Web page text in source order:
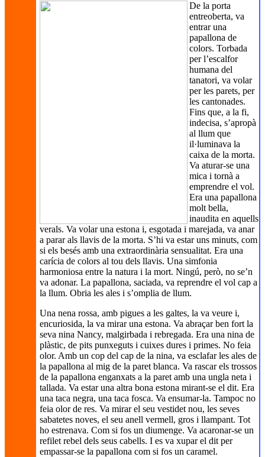
De la porta
entreoberta, va
entrar una
papallona de
colors. Torbada
per l’escalfor
humana del
tanatori, va volar
per les parets, per
les cantonades.
Fins que, a la fi,
indecisa, s’apropà
al llum que
il·luminava la
caixa de la morta.
Va aturar-se una
mica i tornà a
emprendre el vol.
Era una papallona
molt bella,
inaudita en aquells
verals. Va volar una estona i, esgotada i marejada, va anar
a parar als llavis de la morta. S’hi va estar uns minuts, com
si els besés amb una extraordinària sensualitat. Era una
carícia de colors al tou dels llavis. Una simfonia
harmoniosa entre la natura i la mort. Ningú, però, no se’n
va adonar. La papallona, saciada, va reprendre el vol cap a
la llum. Obria les ales i s’omplia de llum.
Una nena rossa, amb pigues a les galtes, la va veure i,
encuriosida, la va mirar una estona. Va abraçar ben fort la
seva nina Nancy, malgirbada i rebregada. Era una nina de
plàstic, de pits punxeguts i cuixes dures i primes. No feia
olor. Amb un cop del cap de la nina, va esclafar les ales de
la papallona al mig de la paret blanca. Va rascar els trossos
de la papallona enganxats a la paret amb una ungla neta i
tallada. Va estar una altra bona estona mirant-se el dit. Era
una taca negra, una taca fosca. Va ensumar-la. Tampoc no
feia olor de res. Va mirar el seu vestidet nou, les seves
sabatetes noves, el seu anell vermell, gros i llampant. Tot
ho estrenava. Com si fos un diumenge. Va acaronar-se un
refilet rebel dels seus cabells. I es va xupar el dit per
empassar-se la papallona com si fos un caramel.